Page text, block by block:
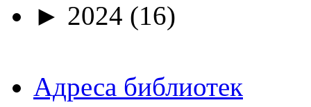
► 2024 (16)
Адреса библиотек